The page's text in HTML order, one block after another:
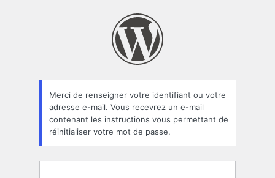
oublié
Merci de renseigner votre identifiant ou votre
adresse e-mail. Vous recevrez un e-mail
contenant les instructions vous permettant de
réinitialiser votre mot de passe.